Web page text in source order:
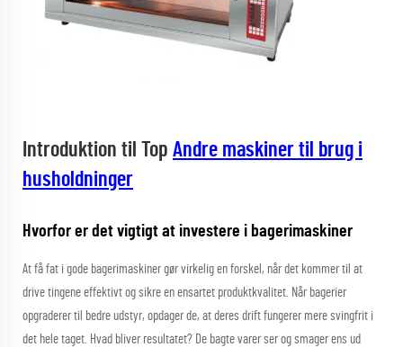
Introduktion til Top Andre maskiner til brug i
husholdninger
Hvorfor er det vigtigt at investere i bagerimaskiner
At få fat i gode bagerimaskiner gør virkelig en forskel, når det kommer til at
drive tingene effektivt og sikre en ensartet produktkvalitet. Når bagerier
opgraderer til bedre udstyr, opdager de, at deres drift fungerer mere svingfrit i
det hele taget. Hvad bliver resultatet? De bagte varer ser og smager ens ud